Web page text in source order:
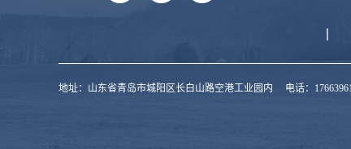
地址：山东省青岛市城阳区长白山路空港工业园内 电话：